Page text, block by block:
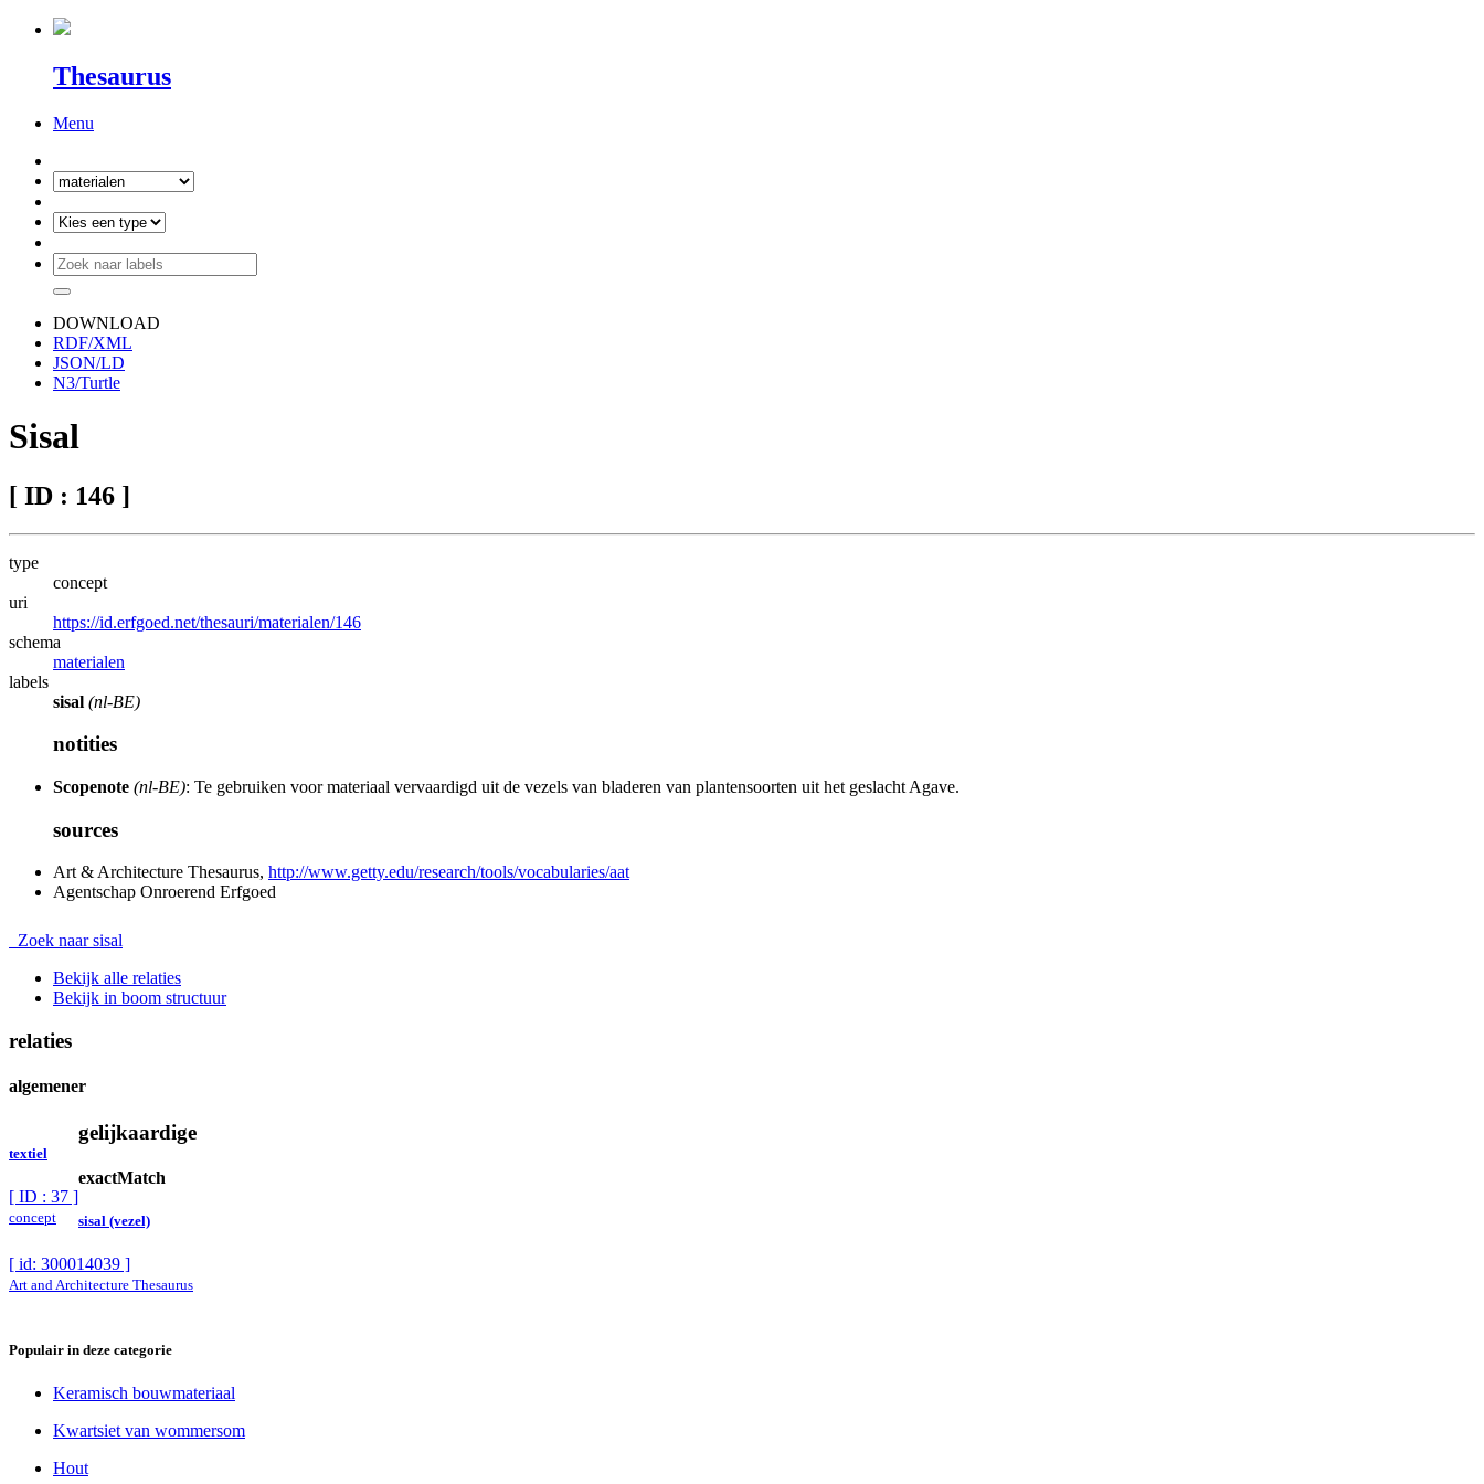
Thesaurus
Menu
DOWNLOAD
RDF/XML
JSON/LD
N3/Turtle
Sisal
[ ID : 146 ]
type
concept
uri
https://id.erfgoed.net/thesauri/materialen/146
schema
materialen
labels
sisal (nl-BE)
notities
Scopenote (nl-BE): Te gebruiken voor materiaal vervaardigd uit de vezels van bladeren van plantensoorten uit het geslacht Agave.
sources
Art & Architecture Thesaurus, http://www.getty.edu/research/tools/vocabularies/aat
Agentschap Onroerend Erfgoed
Zoek naar sisal
Bekijk alle relaties
Bekijk in boom structuur
relaties
algemener
textiel
[ ID : 37 ]
concept
gelijkaardige
exactMatch
sisal (vezel)
[ id: 300014039 ]
Art and Architecture Thesaurus
Populair in deze categorie
Keramisch bouwmateriaal
Kwartsiet van wommersom
Hout